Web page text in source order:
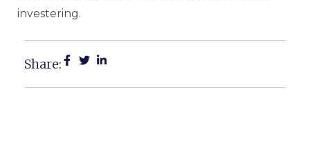
investering.
Share: